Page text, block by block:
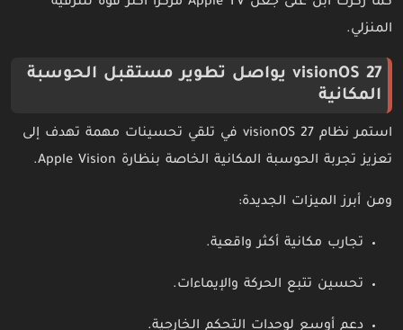
كما ركزت آبل على جعل Apple TV مركزًا أكثر قوة للترفيه
المنزلي.
visionOS 27 يواصل تطوير مستقبل الحوسبة
المكانية
استمر نظام visionOS 27 في تلقي تحسينات مهمة تهدف إلى
تعزيز تجربة الحوسبة المكانية الخاصة بنظارة Apple Vision.
ومن أبرز الميزات الجديدة:
تجارب مكانية أكثر واقعية.
تحسين تتبع الحركة والإيماءات.
دعم أوسع لوحدات التحكم الخارجية.